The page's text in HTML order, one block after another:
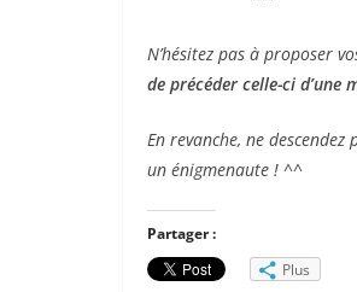
N’hésitez pas à proposer
de précéder celle-ci d’une
En revanche, ne
un énigmenaute ! ^^
Partager :
Plus